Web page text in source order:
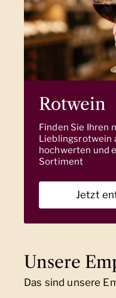
Rotwein
Finden Sie Ihren
Lieblingsrotwein
hochwerten und
Sortiment
Jetzt
Unsere
Das sind unsere